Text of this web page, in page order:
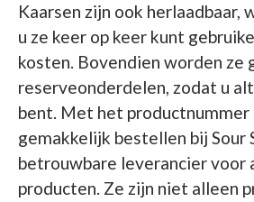
Kaarsen zijn ook herlaadbaar,
u ze keer op keer kunt
kosten. Bovendien worden ze
reserveonderdelen, zodat u
bent. Met het productnummer
gemakkelijk bestellen bij Sour
betrouwbare leverancier voor
producten. Ze zijn niet alleen